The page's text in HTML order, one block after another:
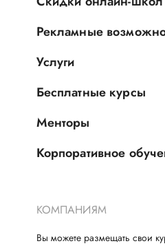
Рекламные
Услуги
Бесплатные курсы
Менторы
Корпоративное
КОМПАНИЯМ
Вы можете размещать свои